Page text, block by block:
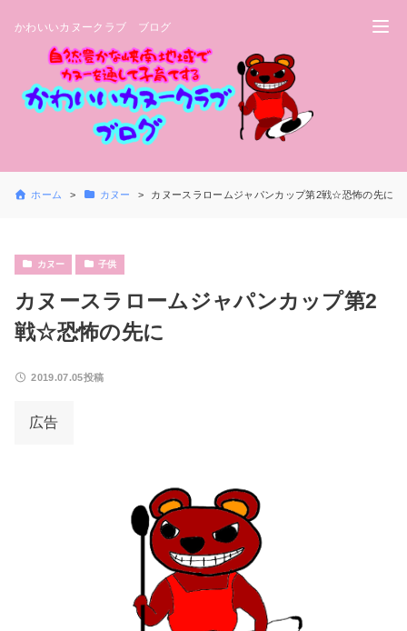
かわいいカヌークラブ ブログ
ホーム カヌー カヌースラロームジャパンカップ第2戦☆恐怖の先に
カヌー 子供
カヌースラロームジャパンカップ第2
戦☆恐怖の先に
2019.07.05投稿
広告